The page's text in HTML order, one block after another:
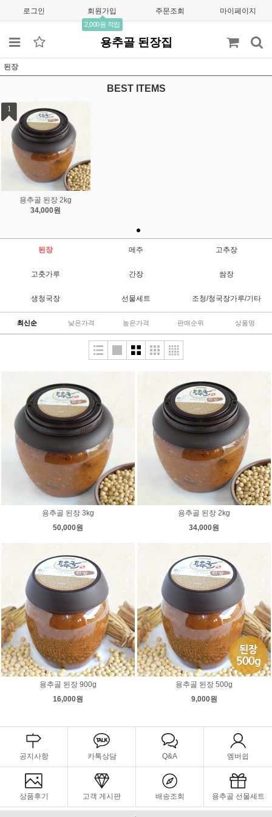
로그인 회원가입
2,000원 적립
주문조회 마이페이지
용추골 된장집
된장
BEST ITEMS
1
용추골 된장 2kg
34,000원
된장 메주 고추장
고춧가루 간장 쌈장
생청국장 선물세트 조청/청국장가루/기타
최신순 낮은가격 높은가격 판매순위 상품명
용추골 된장 3kg
50,000원
용추골 된장 2kg
34,000원
용추골 된장 900g
16,000원
용추골 된장 500g
9,000원
공지사항 카톡상담 Q&A 멤버쉽
상품후기 고객 게시판 배송조회 용추골 선물세트